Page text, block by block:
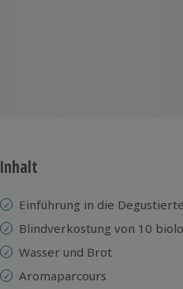
Inhalt
Einführung in die
Blindverkostung von 10
Wasser und Brot
Aromaparcours